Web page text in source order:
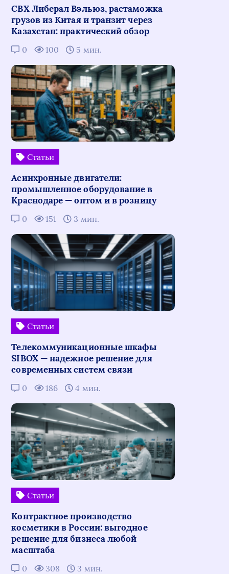
СВХ Либерал Вэльюз, растаможка
грузов из Китая и транзит через
Казахстан: практический обзор
0 100 5 мин.
Статьи
Асинхронные двигатели:
промышленное оборудование в
Краснодаре — оптом и в розницу
0 151 3 мин.
Статьи
Телекоммуникационные шкафы
SIBOX — надежное решение для
современных систем связи
0 186 4 мин.
Статьи
Контрактное производство
косметики в России: выгодное
решение для бизнеса любой
масштаба
0 308 3 мин.